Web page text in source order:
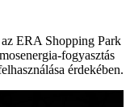
ERA Shopping Park
fogyasztás
érdekében.